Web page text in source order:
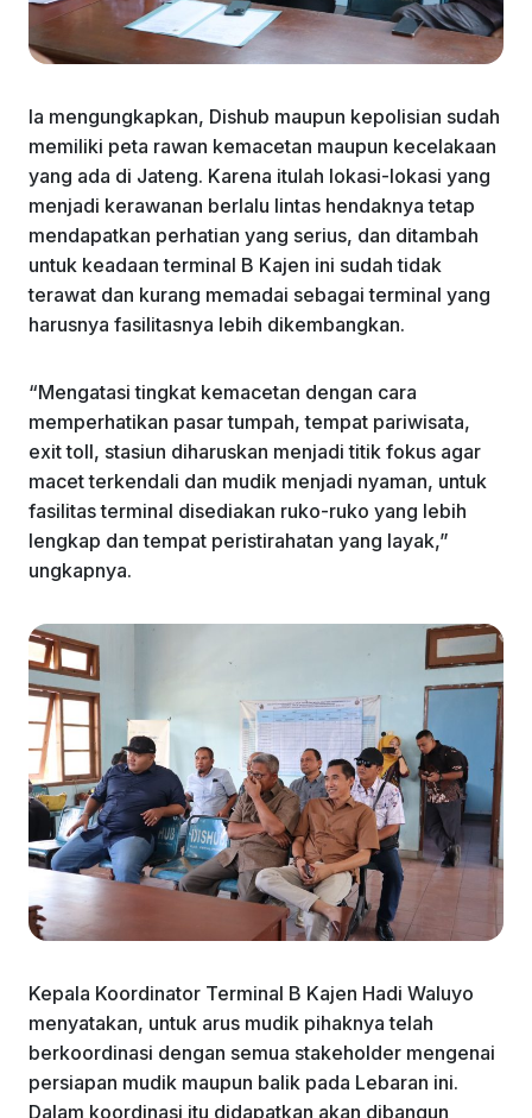
Ia mengungkapkan, Dishub maupun kepolisian sudah
memiliki peta rawan kemacetan maupun kecelakaan
yang ada di Jateng. Karena itulah lokasi-lokasi yang
menjadi kerawanan berlalu lintas hendaknya tetap
mendapatkan perhatian yang serius, dan ditambah
untuk keadaan terminal B Kajen ini sudah tidak
terawat dan kurang memadai sebagai terminal yang
harusnya fasilitasnya lebih dikembangkan.
“Mengatasi tingkat kemacetan dengan cara
memperhatikan pasar tumpah, tempat pariwisata,
exit toll, stasiun diharuskan menjadi titik fokus agar
macet terkendali dan mudik menjadi nyaman, untuk
fasilitas terminal disediakan ruko-ruko yang lebih
lengkap dan tempat peristirahatan yang layak,”
ungkapnya.
Kepala Koordinator Terminal B Kajen Hadi Waluyo
menyatakan, untuk arus mudik pihaknya telah
berkoordinasi dengan semua stakeholder mengenai
persiapan mudik maupun balik pada Lebaran ini.
Dalam koordinasi itu didapatkan akan dibangun